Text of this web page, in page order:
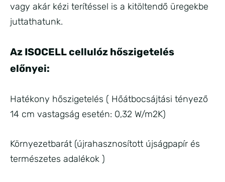
vagy akár kézi terítéssel is a kitöltendő üregekbe
juttathatunk.
Az ISOCELL cellulóz hőszigetelés
előnyei:
Hatékony hőszigetelés ( Hőátbocsájtási tényező
14 cm vastagság esetén: 0,32 W/m2K)
Környezetbarát (újrahasznosított újságpapír és
természetes adalékok )